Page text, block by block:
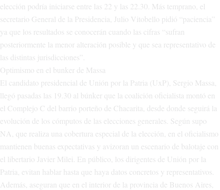
elección podría iniciarse entre las 22 y las 22.30. Más temprano, el
secretario General de la Presidencia, Julio Vitobello pidió “paciencia”
ya que los resultados se conocerán cuando las cifras “sufran
posteriormente la menor alteración posible y que sea representativo de
las distintas jurisdicciones”.
Optimismo en el bunker de Massa
El candidato presidencial de Unión por la Patria (UxP), Sergio Massa,
llegó pasadas las 19.30 al búnker que la coalición oficialista montó en
el Complejo C del barrio porteño de Chacarita, desde donde seguirá la
evolución de los cómputos de las elecciones generales. Según supo
NA, que realiza una cobertura especial de la elección, en el oficialismo
mantienen buenas expectativas y avizoran un escenario de balotaje con
el libertario Javier Milei. En público, los dirigentes de Unión por la
Patria, evitan hablar hasta que haya datos concretos y representativos.
Además, aseguran que en el interior de la provincia de Buenos Aires,